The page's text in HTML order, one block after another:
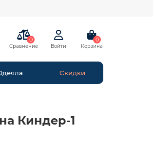
0 0
Скидки
Киндер-1